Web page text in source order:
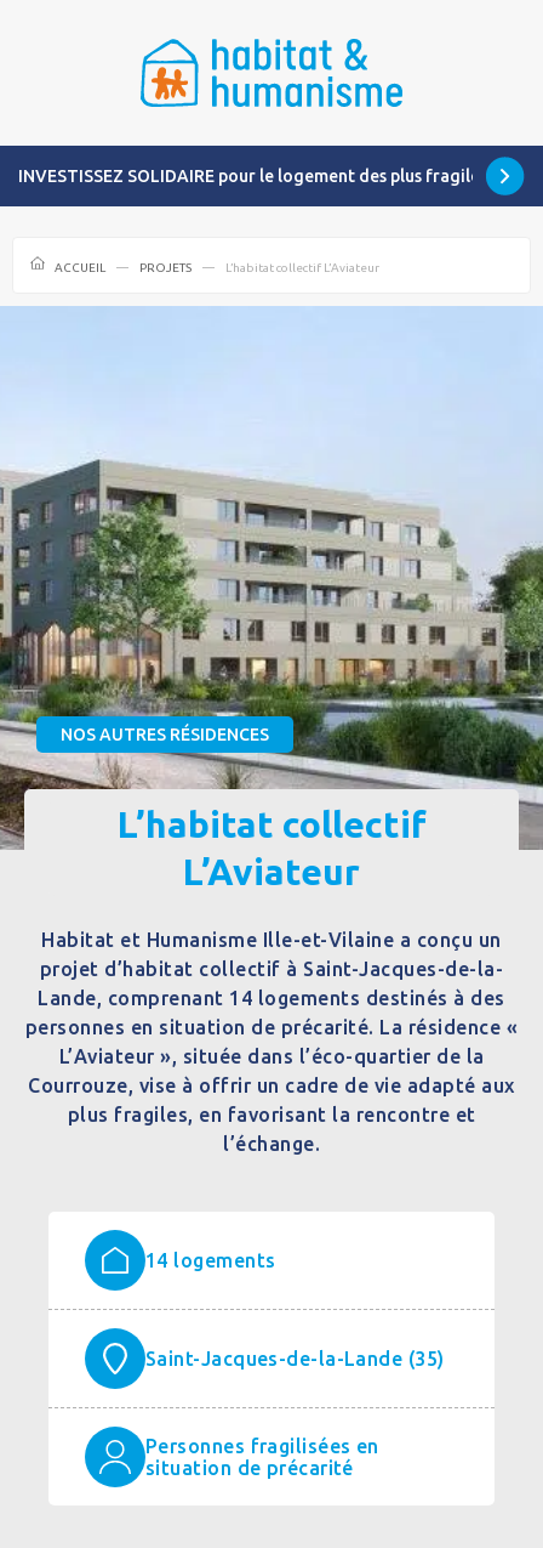
INVESTISSEZ SOLIDAIRE pour le logement des plus fragiles
ACCUEIL PROJETS L’habitat collectif L’Aviateur
NOS AUTRES RÉSIDENCES
L’habitat collectif
L’Aviateur
Habitat et Humanisme Ille-et-Vilaine a conçu un
projet d’habitat collectif à Saint-Jacques-de-la-
Lande, comprenant 14 logements destinés à des
personnes en situation de précarité. La résidence «
L’Aviateur », située dans l’éco-quartier de la
Courrouze, vise à offrir un cadre de vie adapté aux
plus fragiles, en favorisant la rencontre et
l’échange.
14 logements
Saint-Jacques-de-la-Lande (35)
Personnes fragilisées en
situation de précarité